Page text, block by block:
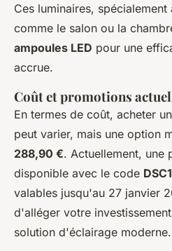
Ces luminaires,
comme le salon ou la
ampoules LED pour une
accrue.
Coût et promotions
En termes de coût, acheter un
peut varier, mais une option
288,90 €. Actuellement, une
disponible avec le code
valables jusqu'au 27 janvier
d'alléger votre
solution d'éclairage moderne.